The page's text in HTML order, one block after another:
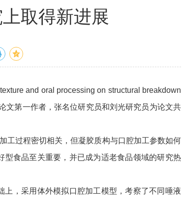
取得新进展
and oral processing on structural breakdown
文第一作者，张名位研究员和刘光研究员为论文共
过程密切相关，但凝胶质构与口腔加工参数如何
食品至关重要，并已成为适老食品领域的研究热
，采用体外模拟口腔加工模型，考察了不同唾液